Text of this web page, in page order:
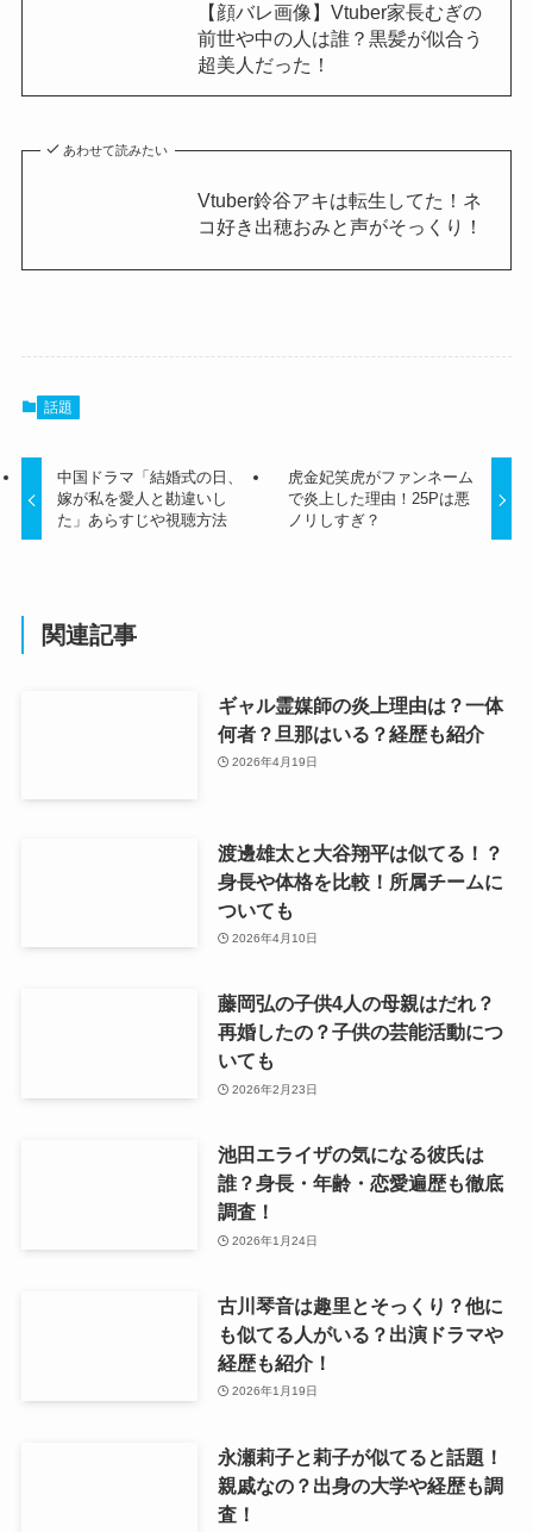
【顔バレ画像】Vtuber家長むぎの
前世や中の人は誰？黒髪が似合う
超美人だった！
あわせて読みたい
Vtuber鈴谷アキは転生してた！ネ
コ好き出穂おみと声がそっくり！
話題
中国ドラマ「結婚式の日、
嫁が私を愛人と勘違いし
た」あらすじや視聴方法
虎金妃笑虎がファンネーム
で炎上した理由！25Pは悪
ノリしすぎ？
関連記事
ギャル霊媒師の炎上理由は？一体
何者？旦那はいる？経歴も紹介
2026年4月19日
渡邊雄太と大谷翔平は似てる！？
身長や体格を比較！所属チームに
ついても
2026年4月10日
藤岡弘の子供4人の母親はだれ？
再婚したの？子供の芸能活動につ
いても
2026年2月23日
池田エライザの気になる彼氏は
誰？身長・年齢・恋愛遍歴も徹底
調査！
2026年1月24日
古川琴音は趣里とそっくり？他に
も似てる人がいる？出演ドラマや
経歴も紹介！
2026年1月19日
永瀬莉子と莉子が似てると話題！
親戚なの？出身の大学や経歴も調
査！